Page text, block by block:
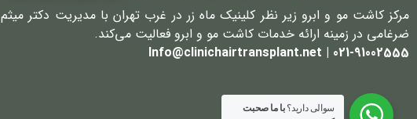
مرکز کاشت مو و ابرو زیر نظر کلینیک ماه زر در غرب تهران با مدیریت دکتر میثم
ضرغامی در زمینه ارائه خدمات کاشت مو و ابرو فعالیت می‌کند.
021-91002555 | Info@clinichairtransplant.net
سوالی دارید؟با ما صحبت